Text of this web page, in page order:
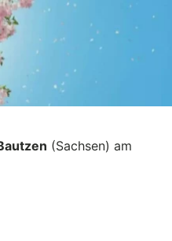
(Sachsen) am